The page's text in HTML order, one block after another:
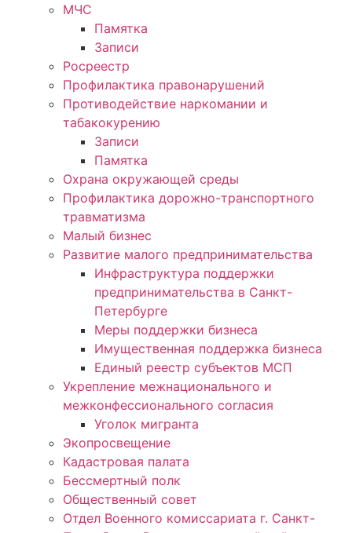
МЧС
Памятка
Записи
Росреестр
Профилактика правонарушений
Противодействие наркомании и
табакокурению
Записи
Памятка
Охрана окружающей среды
Профилактика дорожно-транспортного
травматизма
Малый бизнес
Развитие малого предпринимательства
Инфраструктура поддержки
предпринимательства в Санкт-
Петербурге
Меры поддержки бизнеса
Имущественная поддержка бизнеса
Единый реестр субъектов МСП
Укрепление межнационального и
межконфессионального согласия
Уголок мигранта
Экопросвещение
Кадастровая палата
Бессмертный полк
Общественный совет
Отдел Военного комиссариата г. Санкт-